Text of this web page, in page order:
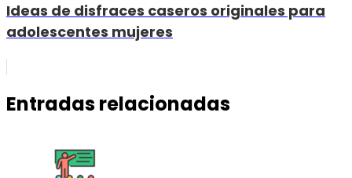
Ideas de disfraces caseros originales para
adolescentes mujeres
Entradas relacionadas